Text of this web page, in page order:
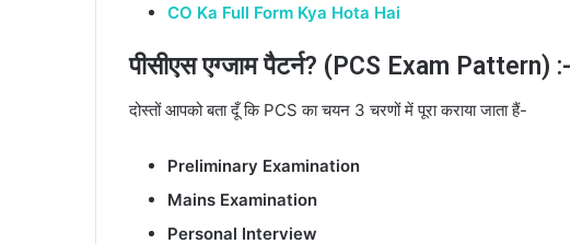
CO Ka Full Form Kya Hota Hai
पीसीएस एग्जाम पैटर्न? (PCS Exam Pattern) :-
दोस्तों आपको बता दूँ कि PCS का चयन 3 चरणों में पूरा कराया जाता हैं-
Preliminary Examination
Mains Examination
Personal Interview